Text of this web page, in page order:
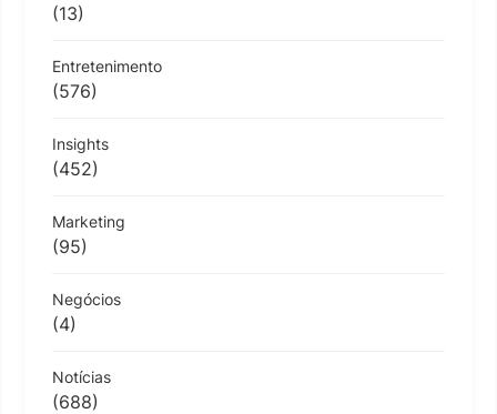
(13)
Entretenimento
(576)
Insights
(452)
Marketing
(95)
Negócios
(4)
Notícias
(688)